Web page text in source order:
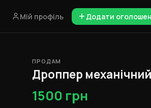
Мій профіль Додати
ПРОДАМ
Дроппер
1500 грн